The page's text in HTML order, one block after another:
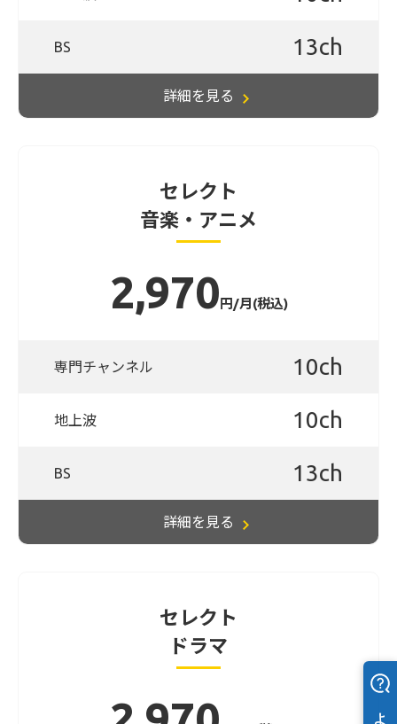
BS 13ch
詳細を見る
セレクト
音楽・アニメ
2,970 円/月(税込)
専門チャンネル 10ch
地上波 10ch
BS 13ch
詳細を見る
セレクト
ドラマ